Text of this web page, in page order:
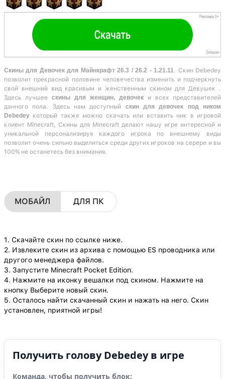
Скины для Девочек для Майнкрафт 26.3 / 26.2 - 1.21.11 . Скин Debedey
позволит прекрасной половине человечества изменить и подчеркнуть
свой внешний вид красивым и женственным скином для Девушек .
Здесь лучшее скины для женщин, девочек и всех представителей
данного пола. Здесь нам доступный скин для девочек под ником
Debedey который также можно скачать или вставить ник в игровой
клиент Minecraft, Скины для Minecraft делают нашу игре интересной и
уникальной персонализируя каждого игрока по внешнему виды
позволит очень сильно выделиться среди других игроков на серере и вы
100% не останетесь без внимания.
МОБАЙЛ ДЛЯ ПК
1. Скачайте скин по ссылке ниже.
2. Извлеките скин из архива с помощью ES проводника или
другого менеджера файлов.
3. Запустите Minecraft Pocket Edition.
4. Нажмите на иконку вешалки под скином. Нажмите на
кнопку Выберите новый скин.
5. Осталось найти скачанный скин и нажать на него. Скин
установлен, приятной игры!
Получить голову Debedey в игре
Команда, чтобы получить блок: